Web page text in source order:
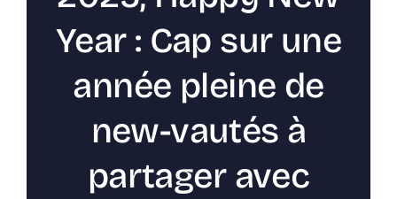
Year : Cap sur une
année pleine de
new-vautés à
partager avec